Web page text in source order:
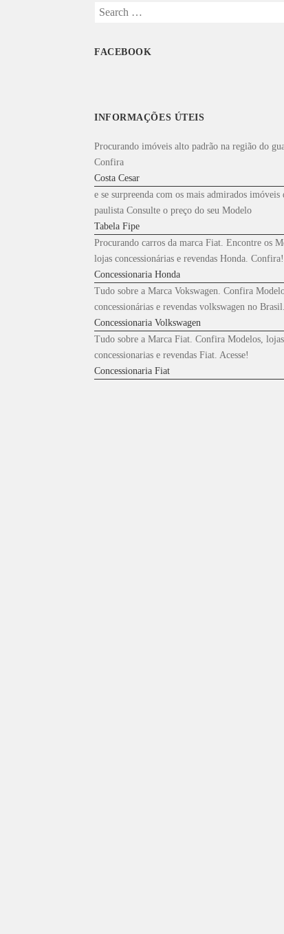
Search
FACEBOOK
INFORMAÇÕES ÚTEIS
Procurando imóveis alto padrão na região do
Confira
Costa Cesar
e se surpreenda com os mais admirados
paulista Consulte o preço do seu Modelo
Tabela Fipe
Procurando carros da marca Fiat. Encontre os
lojas concessionárias e revendas Honda. Confira!
Concessionaria Honda
Tudo sobre a Marca Vokswagen. Confira
concessionárias e revendas volkswagen no
Concessionaria Volkswagen
Tudo sobre a Marca Fiat. Confira Modelos, lojas
concessionarias e revendas Fiat. Acesse!
Concessionaria Fiat